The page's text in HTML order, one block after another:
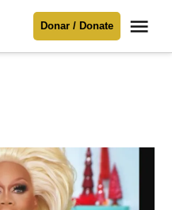
necesitamos
Donar / Donate